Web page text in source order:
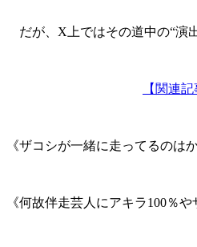
だが、X上ではその道中の“演
【関連
《ザコシが一緒に走ってるのは
《何故伴走芸人にアキラ100％